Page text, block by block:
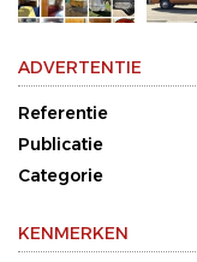
ADVERTENTIE
Referentie
Publicatie
Categorie
KENMERKEN